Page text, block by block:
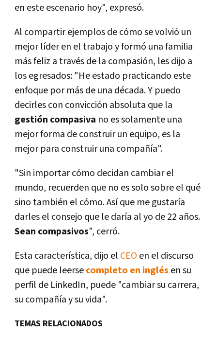
en este escenario hoy", expresó.
Al compartir ejemplos de cómo se volvió un
mejor lí­der en el trabajo y formó una familia
más feliz a través de la compasión, les dijo a
los egresados: "He estado practicando este
enfoque por más de una década. Y puedo
decirles con convicción absoluta que la
gestión compasiva no es solamente una
mejor forma de construir un equipo, es la
mejor para construir una compañí­a".
"Sin importar cómo decidan cambiar el
mundo, recuerden que no es solo sobre el qué
sino también el cómo. Así­ que me gustarí­a
darles el consejo que le darí­a al yo de 22 años.
Sean compasivos", cerró.
Esta caracterí­stica, dijo el CEO en el discurso
que puede leersecompleto en inglés en su
perfil de LinkedIn, puede "cambiar su carrera,
su compañí­a y su vida".
TEMAS RELACIONADOS